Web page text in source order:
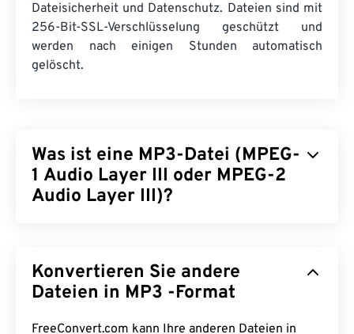
Dateisicherheit und Datenschutz. Dateien sind mit
256-Bit-SSL-Verschlüsselung geschützt und
werden nach einigen Stunden automatisch
gelöscht.
Was ist eine MP3-Datei (MPEG-
1 Audio Layer III oder MPEG-2
Audio Layer III)?
das zumKomprimieren einer Tonfolge
in eine sehr
kleine Datei verwendet wird, um die digitale
MP3-Dateien sind die am häufigsten verwendete
Konvertieren Sie andere
Dateien in MP3 -Format
FreeConvert.com kann Ihre anderen Dateien in